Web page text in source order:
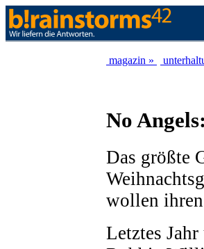
magazin »
No
Das größte
wollen
Letztes